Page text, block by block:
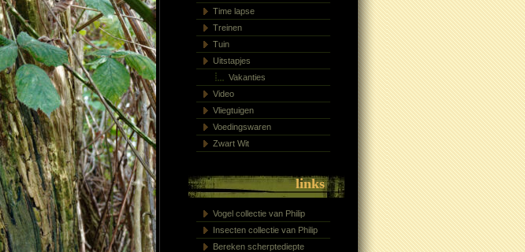
Time lapse
Treinen
Tuin
Uitstapjes
Vakanties
Video
Vliegtuigen
Voedingswaren
Zwart Wit
links
Vogel collectie van Philip
Insecten collectie van Philip
Bereken scherptediepte